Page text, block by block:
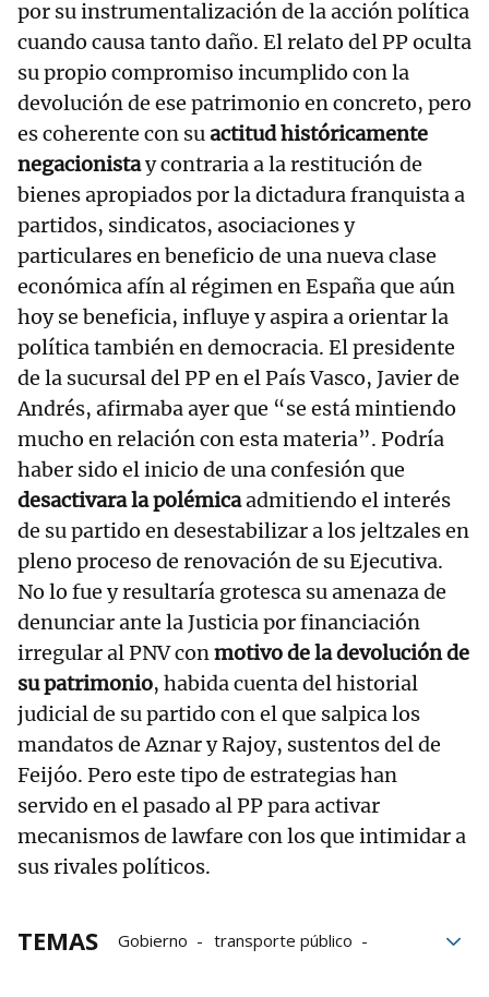
por su instrumentalización de la acción política
cuando causa tanto daño. El relato del PP oculta
su propio compromiso incumplido con la
devolución de ese patrimonio en concreto, pero
es coherente con suactitud históricamente
negacionistay contraria a la restitución de
bienes apropiados por la dictadura franquista a
partidos, sindicatos, asociaciones y
particulares en beneficio de una nueva clase
económica afín al régimen en España que aún
hoy se beneficia, influye y aspira a orientar la
política también en democracia. El presidente
de la sucursal del PP en el País Vasco, Javier de
Andrés, afirmaba ayer que “se está mintiendo
mucho en relación con esta materia”. Podría
haber sido el inicio de una confesión que
desactivara la polémicaadmitiendo el interés
de su partido en desestabilizar a los jeltzales en
pleno proceso de renovación de su Ejecutiva.
No lo fue y resultaría grotesca su amenaza de
denunciar ante la Justicia por financiación
irregular al PNV conmotivo de la devolución de
su patrimonio, habida cuenta del historial
judicial de su partido con el que salpica los
mandatos de Aznar y Rajoy, sustentos del de
Feijóo. Pero este tipo de estrategias han
servido en el pasado al PP para activar
mecanismos de lawfare con los que intimidar a
sus rivales políticos.
TEMAS Gobierno
transporte público